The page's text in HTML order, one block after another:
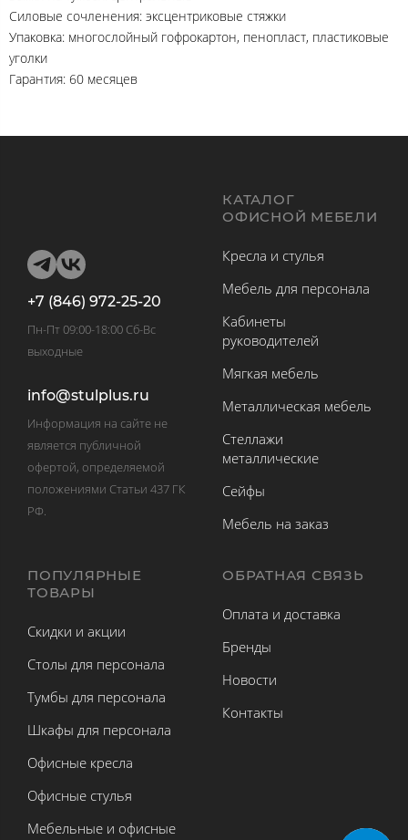
Силовые сочленения: эксцентриковые стяжки
Упаковка: многослойный гофрокартон, пенопласт, пластиковые
уголки
Гарантия: 60 месяцев
+7 (846) 972-25-20
Пн-Пт 09:00-18:00 Сб-Вс
выходные
info@stulplus.ru
Информация на сайте не
является публичной
офертой, определяемой
положениями Статьи 437 ГК
РФ.
КАТАЛОГ
ОФИСНОЙ МЕБЕЛИ
Кресла и стулья
Мебель для персонала
Кабинеты
руководителей
Мягкая мебель
Металлическая мебель
Стеллажи
металлические
Сейфы
Мебель на заказ
ПОПУЛЯРНЫЕ
ТОВАРЫ
Скидки и акции
Столы для персонала
Тумбы для персонала
Шкафы для персонала
Офисные кресла
Офисные стулья
Мебельные и офисные
ОБРАТНАЯ СВЯЗЬ
Оплата и доставка
Бренды
Новости
Контакты